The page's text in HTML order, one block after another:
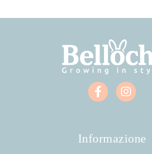
Informazione